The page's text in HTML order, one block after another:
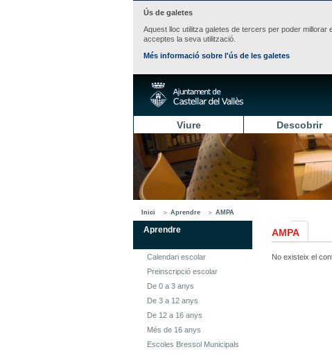
Ús de galetes
Aquest lloc utilitza galetes de tercers per poder
acceptes la seva utilització.
Més informació sobre l'ús de les galetes
Viure Descobrir
Inici Aprendre AMPA
Aprendre
Calendari escolar
Preinscripció escolar
De 0 a 3 anys
De 3 a 12 anys
De 12 a 16 anys
Més de 16 anys
Escoles Bressol Municipals
AMPA
No existeix el